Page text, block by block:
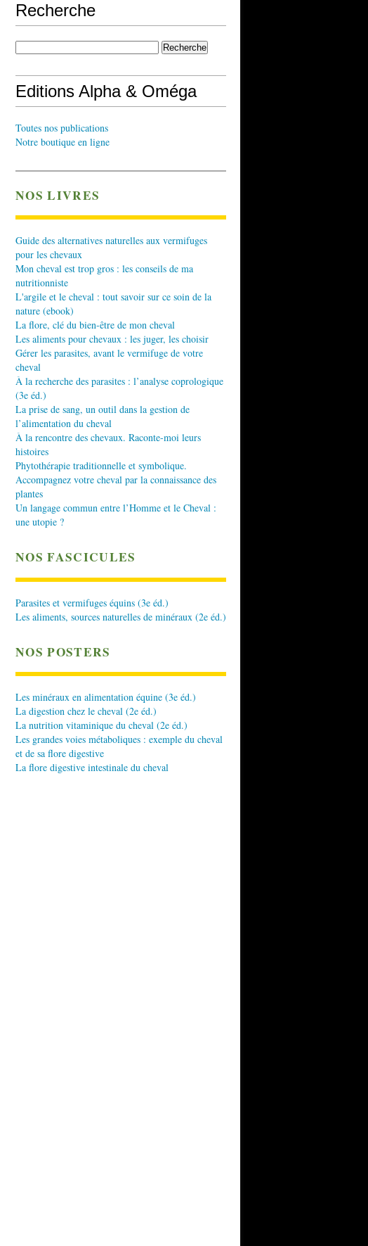
Recherche
Editions Alpha & Oméga
Toutes nos publications
Notre boutique en ligne
NOS LIVRES
Guide des alternatives naturelles aux vermifuges
pour les chevaux
Mon cheval est trop gros : les conseils de ma
nutritionniste
L'argile et le cheval : tout savoir sur ce soin de la
nature (ebook)
La flore, clé du bien-être de mon cheval
Les aliments pour chevaux : les juger, les choisir
Gérer les parasites, avant le vermifuge de votre
cheval
À la recherche des parasites : l’analyse coprologique
(3e éd.)
La prise de sang, un outil dans la gestion de
l’alimentation du cheval
À la rencontre des chevaux. Raconte-moi leurs
histoires
Phytothérapie traditionnelle et symbolique.
Accompagnez votre cheval par la connaissance des
plantes
Un langage commun entre l’Homme et le Cheval :
une utopie ?
NOS FASCICULES
Parasites et vermifuges équins (3e éd.)
Les aliments, sources naturelles de minéraux (2e éd.)
NOS POSTERS
Les minéraux en alimentation équine (3e éd.)
La digestion chez le cheval (2e éd.)
La nutrition vitaminique du cheval (2e éd.)
Les grandes voies métaboliques : exemple du cheval
et de sa flore digestive
La flore digestive intestinale du cheval